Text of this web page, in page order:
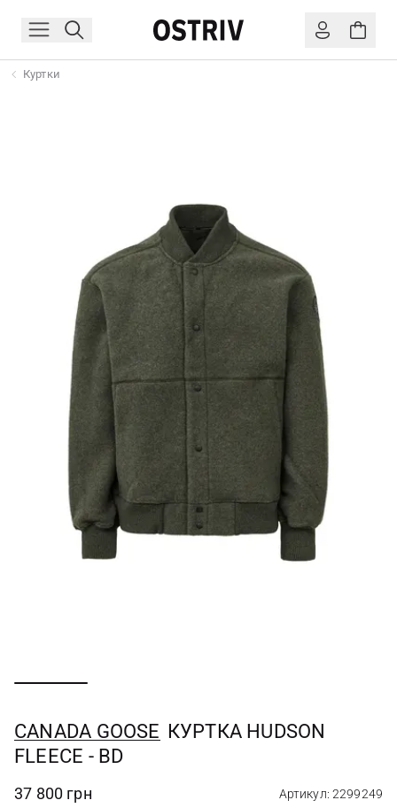
Куртки
CANADA GOOSE КУРТКА HUDSON
FLEECE - BD
37 800 грн Артикул: 2299249